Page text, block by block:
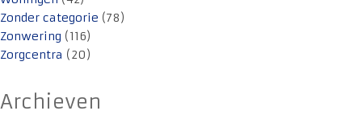
Zonder categorie (78)
Zonwering (116)
Zorgcentra (20)
Archieven